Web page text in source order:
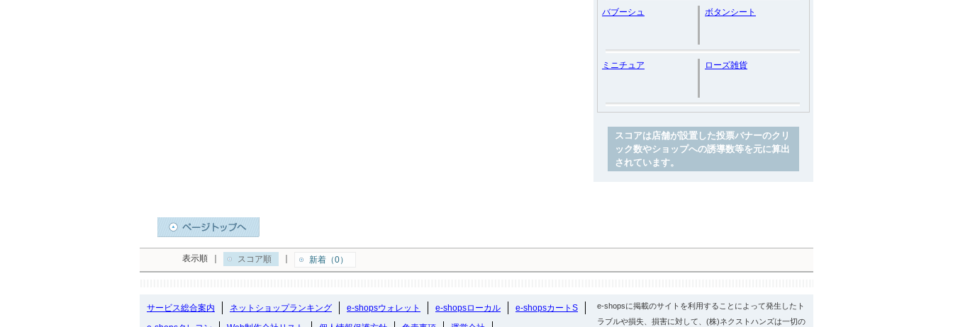
バブーシュ ボタンシート
ミニチュア ローズ雑貨
スコアは店舗が設置した投票バナーのクリ
ック数やショップへの誘導数等を元に算出
されています。
表示順 スコア順 新着（0）
サービス総合案内 ネットショップランキング e-shopsウォレット e-shopsローカル
e-shopsカートS
e-shopsに掲載のサイトを利用することによって発生したト
ラブルや損失、損害に対して、(株)ネクストハンズは一切の